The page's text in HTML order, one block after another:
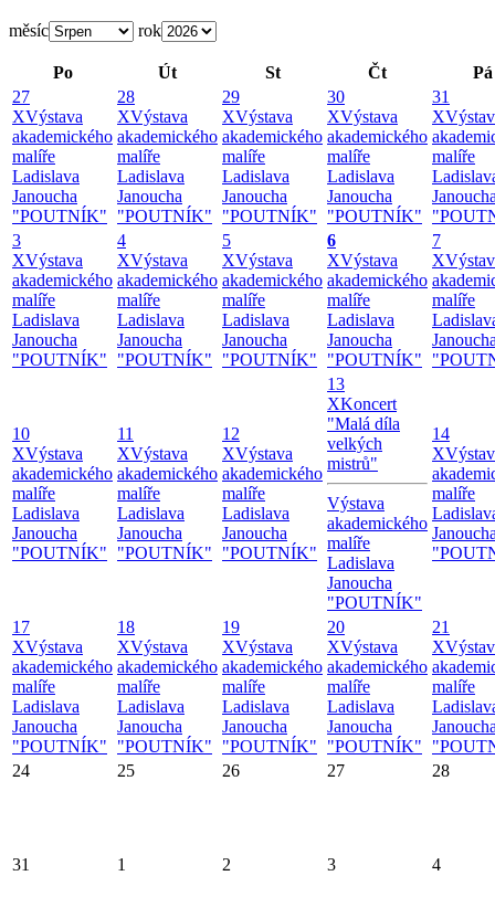
měsíc rok
Po Út St Čt
Pá
27
XVýstava
akademického
malíře
Ladislava
Janoucha
"POUTNÍK"
28
XVýstava
akademického
malíře
Ladislava
Janoucha
"POUTNÍK"
29
XVýstava
akademického
malíře
Ladislava
Janoucha
"POUTNÍK"
30
XVýstava
akademického
malíře
Ladislava
Janoucha
"POUTNÍK"
31
X
malíře
3
XVýstava
akademického
malíře
Ladislava
Janoucha
"POUTNÍK"
4
XVýstava
akademického
malíře
Ladislava
Janoucha
"POUTNÍK"
5
XVýstava
akademického
malíře
Ladislava
Janoucha
"POUTNÍK"
6
XVýstava
akademického
malíře
Ladislava
Janoucha
"POUTNÍK"
7
X
malíře
10
XVýstava
akademického
malíře
Ladislava
Janoucha
"POUTNÍK"
11
XVýstava
akademického
malíře
Ladislava
Janoucha
"POUTNÍK"
12
XVýstava
akademického
malíře
Ladislava
Janoucha
"POUTNÍK"
13
XKoncert
"Malá díla
velkých
mistrů"
Výstava
akademického
malíře
Ladislava
Janoucha
"POUTNÍK"
14
X
malíře
17
XVýstava
akademického
malíře
Ladislava
Janoucha
"POUTNÍK"
18
XVýstava
akademického
malíře
Ladislava
Janoucha
"POUTNÍK"
19
XVýstava
akademického
malíře
Ladislava
Janoucha
"POUTNÍK"
20
XVýstava
akademického
malíře
Ladislava
Janoucha
"POUTNÍK"
21
X
malíře
24
25 26 27 28
31 1 2 3 4